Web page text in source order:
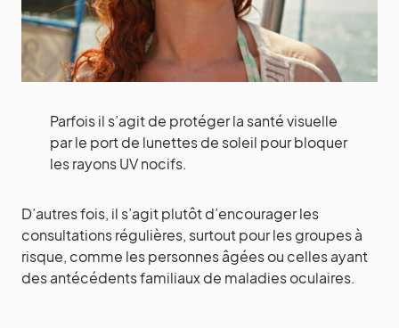
Parfois il s’agit de protéger la santé visuelle
par le port de lunettes de soleil pour bloquer
les rayons UV nocifs.
D’autres fois, il s’agit plutôt d’encourager les
consultations régulières, surtout pour les groupes à
risque, comme les personnes âgées ou celles ayant
des antécédents familiaux de maladies oculaires.